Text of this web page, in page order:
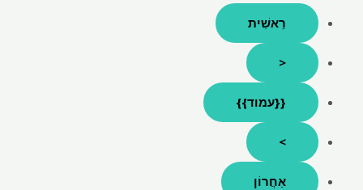
רֵאשִׁית
<
{{עמוד}}
>
אַחֲרוֹן